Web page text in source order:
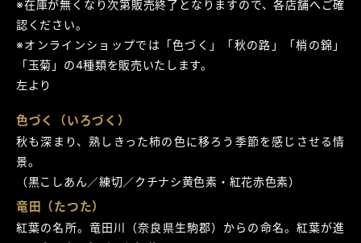
※在庫が無くなり次第販売終了となりますので、各店舗へご確
認ください。
※オンラインショップでは「色づく」「秋の路」「梢の錦」
「玉菊」の4種類を販売いたします。
左より
色づく（いろづく）
秋も深まり、熟しきった柿の色に移ろう季節を感じさせる情
景。
（黒こしあん／練切／クチナシ黄色素・紅花赤色素）
竜田（たつた）
紅葉の名所。竜田川（奈良県生駒郡）からの命名。紅葉が進